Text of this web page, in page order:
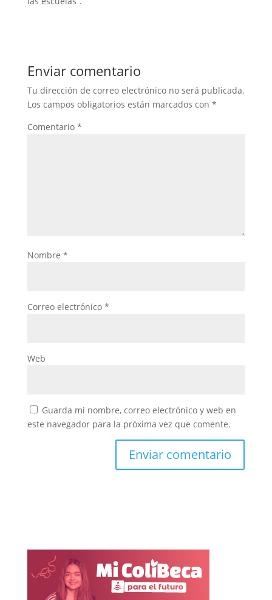
Enviar comentario
Tu dirección de correo electrónico no será publicada.
Los campos obligatorios están marcados con *
Comentario *
Nombre *
Correo electrónico *
Web
Guarda mi nombre, correo electrónico y web en
este navegador para la próxima vez que comente.